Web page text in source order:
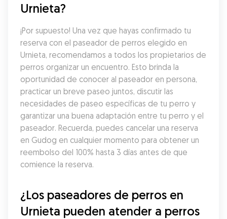
Urnieta?
¡Por supuesto! Una vez que hayas confirmado tu
reserva con el paseador de perros elegido en
Urnieta, recomendamos a todos los propietarios de
perros organizar un encuentro. Esto brinda la
oportunidad de conocer al paseador en persona,
practicar un breve paseo juntos, discutir las
necesidades de paseo específicas de tu perro y
garantizar una buena adaptación entre tu perro y el
paseador. Recuerda, puedes cancelar una reserva
en Gudog en cualquier momento para obtener un
reembolso del 100% hasta 3 días antes de que
comience la reserva.
¿Los paseadores de perros en
Urnieta pueden atender a perros